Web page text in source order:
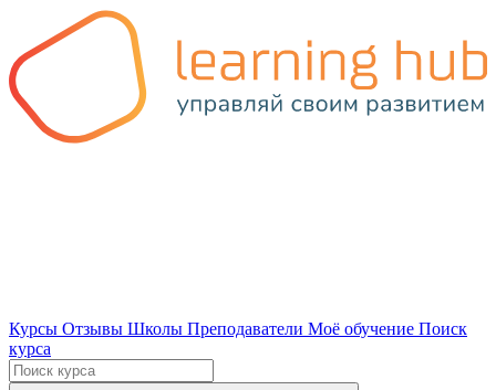
Курсы Отзывы Школы Преподаватели Моё обучение Поиск
курса